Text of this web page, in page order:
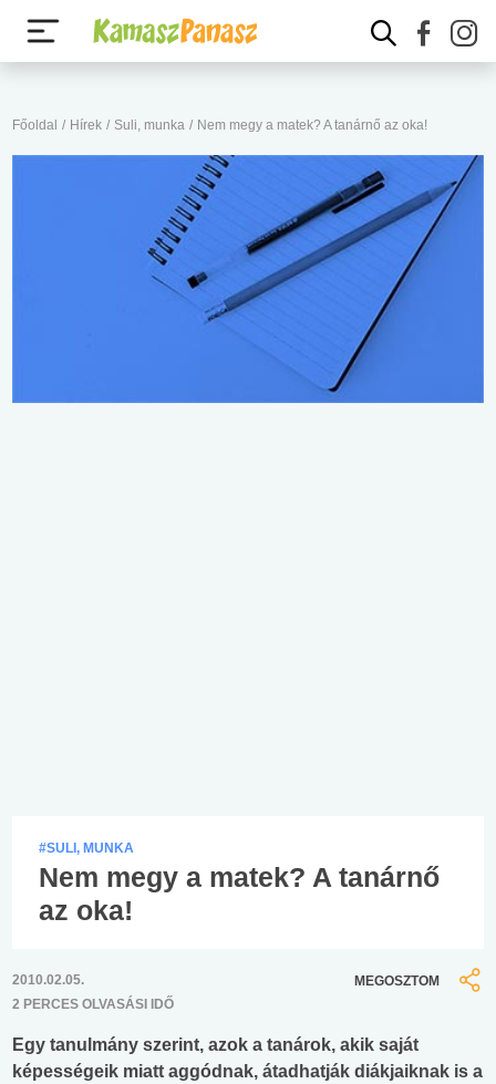
Főoldal / Hírek / Suli, munka / Nem megy a matek? A tanárnő az oka!
#SULI, MUNKA
Nem megy a matek? A tanárnő
az oka!
2010.02.05.
2 PERCES OLVASÁSI IDŐ
MEGOSZTOM
Egy tanulmány szerint, azok a tanárok, akik saját
képességeik miatt aggódnak, átadhatják diákjaiknak is a